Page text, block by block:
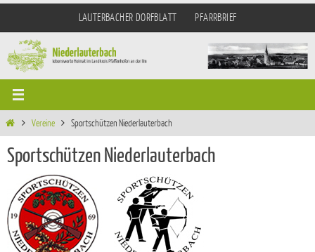
springen
LAUTERBACHER DORFBLATT PFARRBRIEF
StartVereine Sportschützen Niederlauterbach
Sportschützen Niederlauterbach